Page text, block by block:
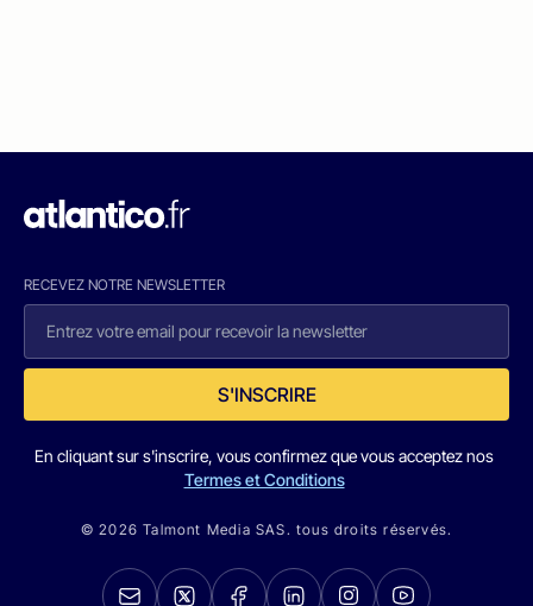
RECEVEZ NOTRE NEWSLETTER
S'INSCRIRE
En cliquant sur s'inscrire, vous confirmez que vous acceptez nos
Termes et Conditions
© 2026 Talmont Media SAS. tous droits réservés.